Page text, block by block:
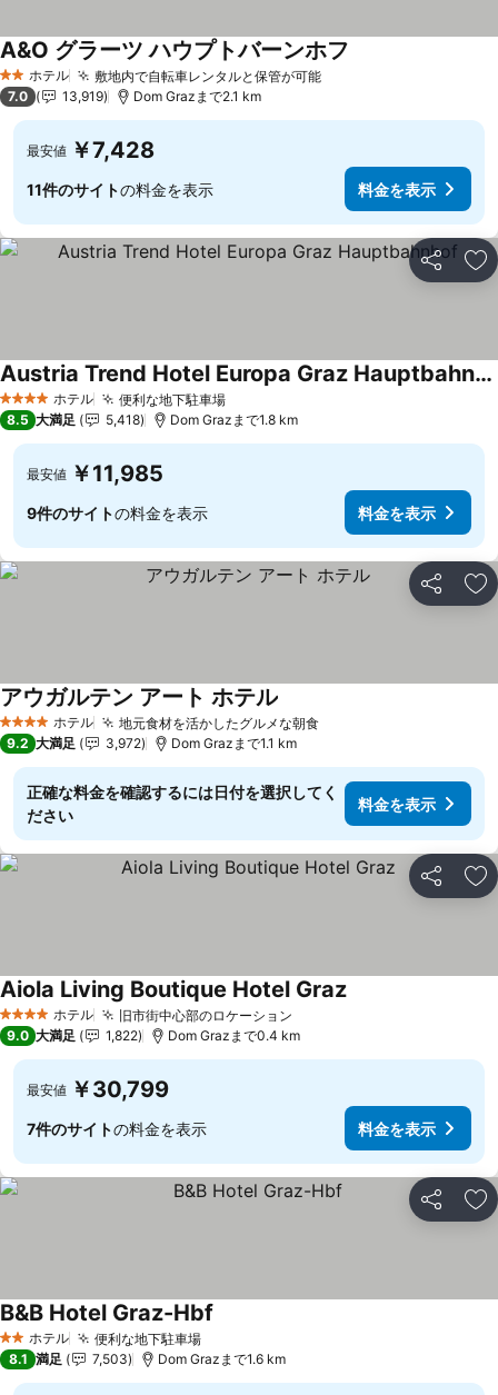
2 ホテルのランク
ホテル 敷地内で自転車レンタルと保管が可能
A&O グラーツ ハウプトバーンホフ
7.0 13,919 Dom Grazまで2.1 km
最安値 ￥7,428
11件のサイトの料金を表示 料金を表示
シェア お
4 ホテルのランク
ホテル 便利な地下駐車場
Austria Trend Hotel Europa Graz Hauptbahnhof
8.5 大満足 5,418 Dom Grazまで1.8 km
最安値 ￥11,985
9件のサイトの料金を表示 料金を表示
シェア お
4 ホテルのランク
ホテル 地元食材を活かしたグルメな朝食
アウガルテン アート ホテル
9.2 大満足 3,972 Dom Grazまで1.1 km
正確な料金を確認するには日付を選択してく
ださい
料金を表示
シェア お
4 ホテルのランク
ホテル 旧市街中心部のロケーション
Aiola Living Boutique Hotel Graz
9.0 大満足 1,822 Dom Grazまで0.4 km
最安値 ￥30,799
7件のサイトの料金を表示 料金を表示
シェア お
2 ホテルのランク
ホテル 便利な地下駐車場
B&B Hotel Graz-Hbf
8.1 満足 7,503 Dom Grazまで1.6 km